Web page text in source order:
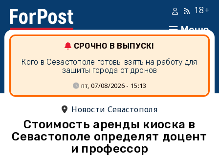
Меню
18+
СРОЧНО В ВЫПУСК!
Кого в Севастополе готовы взять на работу для
защиты города от дронов
пт, 07/08/2026 - 15:13
Новости Севастополя
Стоимость аренды киоска в
Севастополе определят доцент
и профессор